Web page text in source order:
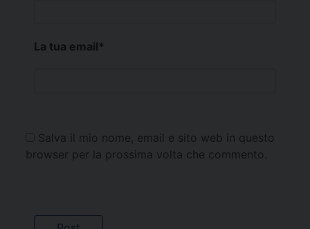
La tua email*
Salva il mio nome, email e sito web in questo
browser per la prossima volta che commento.